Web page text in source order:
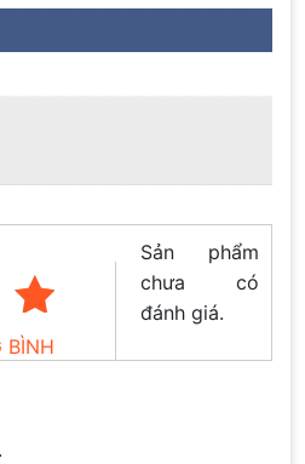
BÌNH
Sản phẩm
chưa có
đánh giá.